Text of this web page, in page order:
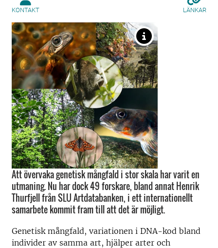
KONTAKT LÄNKAR
Att övervaka genetisk mångfald i stor skala har varit en
utmaning. Nu har dock 49 forskare, bland annat Henrik
Thurfjell från SLU Artdatabanken, i ett internationellt
samarbete kommit fram till att det är möjligt.
Genetisk mångfald, variationen i DNA-kod bland
individer av samma art, hjälper arter och